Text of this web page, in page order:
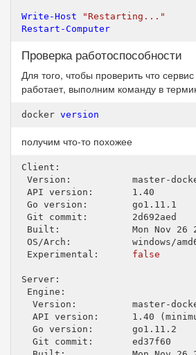
Write-Host
"Restarting..."
Restart-Computer
Проверка работоспособности
Для того, чтобы проверить что
работает, выполним команду в
docker version
получим что-то похожее
Client:
Version:           master-
API version: 1.40
Go version:        go1 .11 .1
Git commit: 2d692aed
Built:             Mon Nov 26
OS/Arch:           windows/
Experimental: false
Server:
Engine:
Version:          master-
  API version:
1.40
  Go version:       go1
.11 .2
  Git commit:       ed37f60